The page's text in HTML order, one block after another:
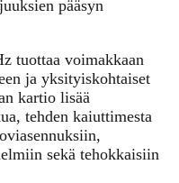
pääsyn
tuottaa voimakkaan
ja yksityiskohtaiset
kartio lisää
tehden kaiuttimesta
sekä tehokkaisiin